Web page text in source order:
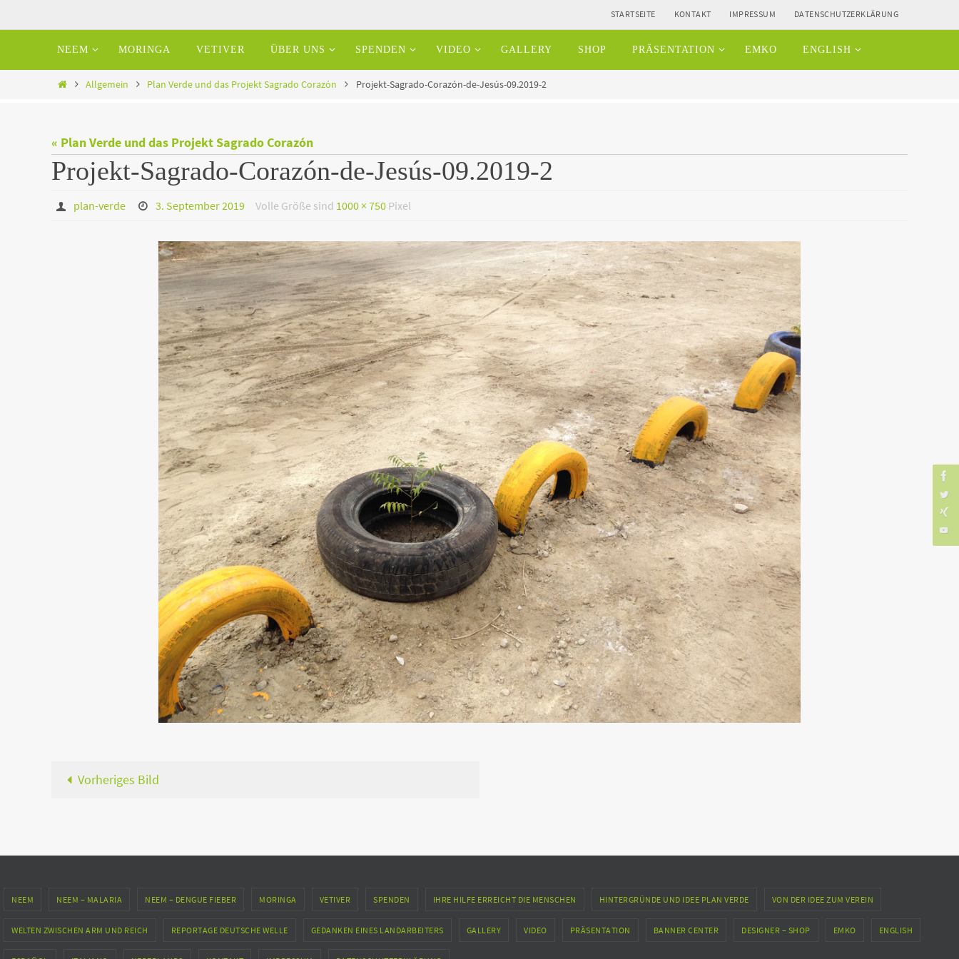
Inhalt
STARTSEITE KONTAKT IMPRESSUM DATENSCHUTZERKLÄRUNG
springen
NEEM MORINGA VETIVER ÜBER UNS SPENDEN VIDEO GALLERY SHOP PRÄSENTATION EMKO ENGLISH
HomeAllgemein Plan Verde und das Projekt Sagrado Corazón Projekt-Sagrado-Corazón-de-Jesús-09.2019-2
« Plan Verde und das Projekt Sagrado Corazón
Projekt-Sagrado-Corazón-de-Jesús-09.2019-2
plan-verde 3. September 2019 Volle Größe sind 1000 × 750 Pixel
Vorheriges Bild
NEEM NEEM – MALARIA NEEM – DENGUE FIEBER MORINGA VETIVER SPENDEN IHRE HILFE ERREICHT DIE MENSCHEN HINTERGRÜNDE UND IDEE PLAN VERDE VON DER IDEE ZUM VEREIN
WELTEN ZWISCHEN ARM UND REICH REPORTAGE DEUTSCHE WELLE GEDANKEN EINES LANDARBEITERS GALLERY VIDEO PRÄSENTATION BANNER CENTER DESIGNER – SHOP EMKO ENGLISH